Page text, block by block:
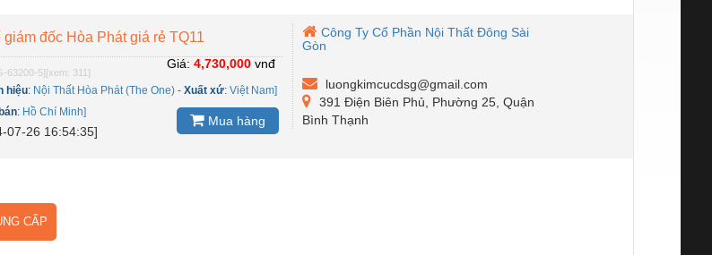
giám đốc Hòa Phát giá rẻ TQ11
63200-5][xem: 311]
hiệu: Nội Thất Hòa Phát (The One) -Xuất xứ:Việt Nam]
: Hồ Chí Minh]
07-26 16:54:35]
Giá: 4,730,000vnđ
Mua hàng
Công Ty Cổ Phần Nội Thất Đông Sài
Gòn
luongkimcucdsg@gmail.com
391 Điện Biên Phủ, Phường 25, Quận
Bình Thạnh
CẤP